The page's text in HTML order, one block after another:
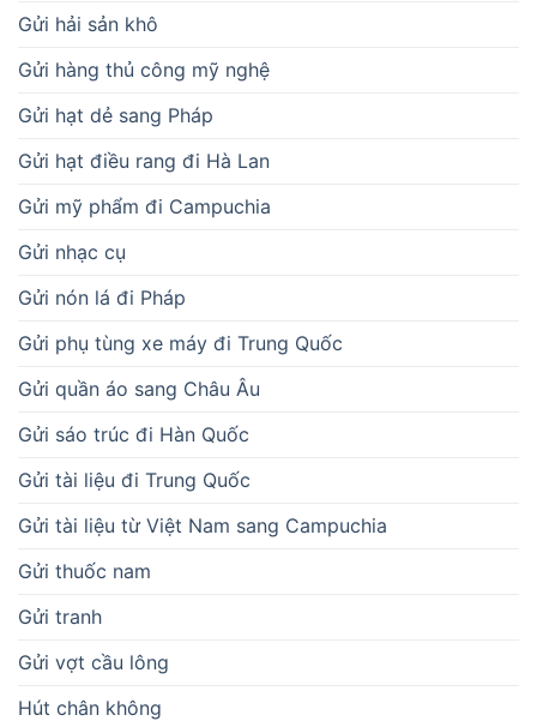
Gửi hải sản khô
Gửi hàng thủ công mỹ nghệ
Gửi hạt dẻ sang Pháp
Gửi hạt điều rang đi Hà Lan
Gửi mỹ phẩm đi Campuchia
Gửi nhạc cụ
Gửi nón lá đi Pháp
Gửi phụ tùng xe máy đi Trung Quốc
Gửi quần áo sang Châu Âu
Gửi sáo trúc đi Hàn Quốc
Gửi tài liệu đi Trung Quốc
Gửi tài liệu từ Việt Nam sang Campuchia
Gửi thuốc nam
Gửi tranh
Gửi vợt cầu lông
Hút chân không